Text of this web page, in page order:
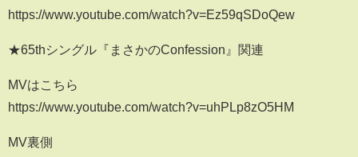
https://www.youtube.com/watch?v=Ez59qSDoQew
★65thシングル『まさかのConfession』関連
MVはこちら
https://www.youtube.com/watch?v=uhPLp8zO5HM
MV裏側